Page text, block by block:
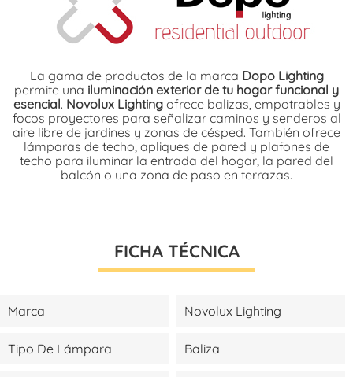
La gama de productos de la marca Dopo Lighting
permite una iluminación exterior de tu hogar funcional y
esencial. Novolux Lightingofrece balizas, empotrables y
focos proyectores para señalizar caminos y senderos al
aire libre de jardines y zonas de césped. También ofrece
lámparas de techo, apliques de pared y plafones de
techo para iluminar la entrada del hogar, la pared del
balcón o una zona de paso en terrazas.
FICHA TÉCNICA
Marca Novolux Lighting
Tipo De Lámpara Baliza